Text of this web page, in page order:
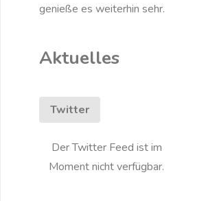
genieße es weiterhin sehr.
Aktuelles
Twitter
Der Twitter Feed ist im
Moment nicht verfügbar.